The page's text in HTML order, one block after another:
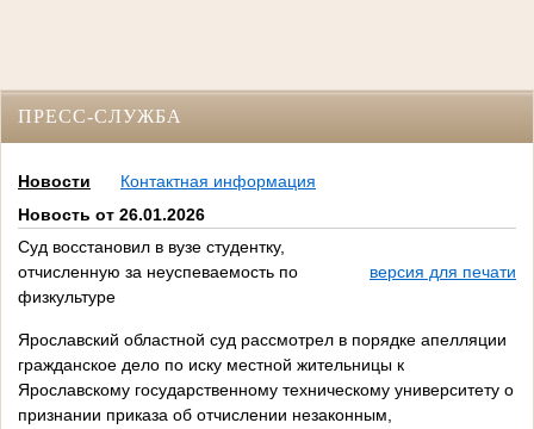
ПРЕСС-СЛУЖБА
Новости
Контактная информация
Новость от 26.01.2026
Суд восстановил в вузе студентку,
отчисленную за неуспеваемость по
физкультуре
версия для печати
Ярославский областной суд рассмотрел в порядке апелляции
гражданское дело по иску местной жительницы к
Ярославскому государственному техническому университету о
признании приказа об отчислении незаконным,